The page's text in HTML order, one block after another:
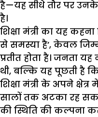
है—यह सीधे तौर पर उनके
है।
शिक्षा मंत्री का यह
से समस्या है’, केवल
प्रतीत होता है। जनता
थी, बल्कि यह पूछती है
शिक्षा मंत्री के अपने
सालों तक अटका रह
की स्थिति की कल्पना